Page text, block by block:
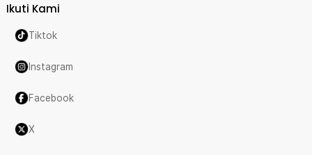
Ikuti Kami
Tiktok
Instagram
Facebook
X